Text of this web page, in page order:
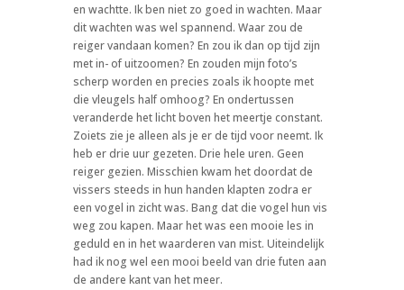
en wachtte. Ik ben niet zo goed in wachten. Maar
dit wachten was wel spannend. Waar zou de
reiger vandaan komen? En zou ik dan op tijd zijn
met in- of uitzoomen? En zouden mijn foto’s
scherp worden en precies zoals ik hoopte met
die vleugels half omhoog? En ondertussen
veranderde het licht boven het meertje constant.
Zoiets zie je alleen als je er de tijd voor neemt. Ik
heb er drie uur gezeten. Drie hele uren. Geen
reiger gezien. Misschien kwam het doordat de
vissers steeds in hun handen klapten zodra er
een vogel in zicht was. Bang dat die vogel hun vis
weg zou kapen. Maar het was een mooie les in
geduld en in het waarderen van mist. Uiteindelijk
had ik nog wel een mooi beeld van drie futen aan
de andere kant van het meer.